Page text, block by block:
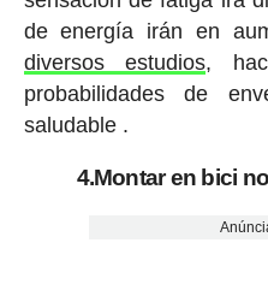
de energía irán en
diversos estudios,
probabilidades de
saludable .
4.Montar en bici